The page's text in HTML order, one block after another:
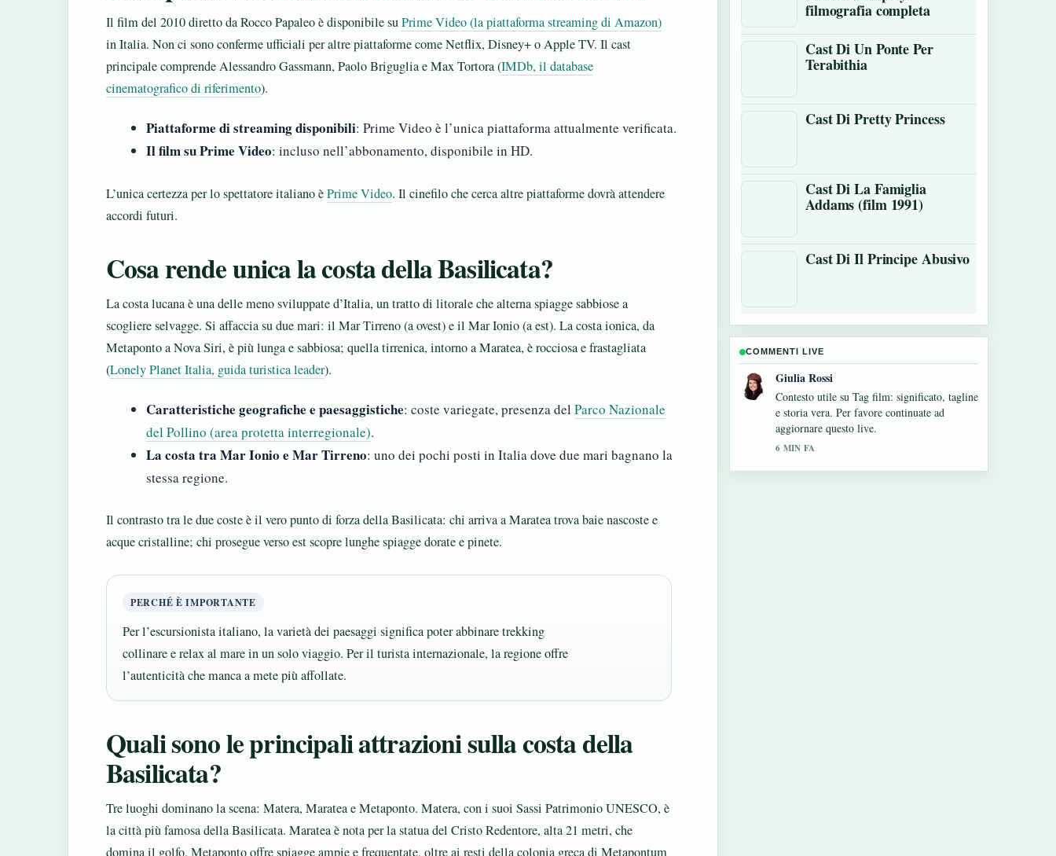
Il film del 2010 diretto da Rocco Papaleo è disponibile suPrime Video (la piattaforma streaming di Amazon)
in Italia. Non ci sono conferme ufficiali per altre piattaforme come Netflix, Disney+ o Apple TV. Il cast
principale comprende Alessandro Gassmann, Paolo Briguglia e Max Tortora (IMDb, il database
cinematografico di riferimento).
Piattaforme di streaming disponibili: Prime Video è l’unica piattaforma attualmente verificata.
Il film su Prime Video: incluso nell’abbonamento, disponibile in HD.
L’unica certezza per lo spettatore italiano èPrime Video. Il cinefilo che cerca altre piattaforme dovrà attendere
accordi futuri.
Cosa rende unica la costa della Basilicata?
La costa lucana è una delle meno sviluppate d’Italia, un tratto di litorale che alterna spiagge sabbiose a
scogliere selvagge. Si affaccia su due mari: il Mar Tirreno (a ovest) e il Mar Ionio (a est). La costa ionica, da
Metaponto a Nova Siri, è più lunga e sabbiosa; quella tirrenica, intorno a Maratea, è rocciosa e frastagliata
(Lonely Planet Italia, guida turistica leader).
Caratteristiche geografiche e paesaggistiche: coste variegate, presenza del Parco Nazionale
del Pollino (area protetta interregionale).
La costa tra Mar Ionio e Mar Tirreno: uno dei pochi posti in Italia dove due mari bagnano la
stessa regione.
Il contrasto tra le due coste è il vero punto di forza della Basilicata: chi arriva a Maratea trova baie nascoste e
acque cristalline; chi prosegue verso est scopre lunghe spiagge dorate e pinete.
PERCHÉ È IMPORTANTE
Per l’escursionista italiano, la varietà dei paesaggi significa poter abbinare trekking
collinare e relax al mare in un solo viaggio. Per il turista internazionale, la regione offre
l’autenticità che manca a mete più affollate.
Quali sono le principali attrazioni sulla costa della
Basilicata?
Tre luoghi dominano la scena: Matera, Maratea e Metaponto. Matera, con i suoi Sassi Patrimonio UNESCO, è
la città più famosa della Basilicata. Maratea è nota per la statua del Cristo Redentore, alta 21 metri, che
domina il golfo. Metaponto offre spiagge ampie e frequentate, oltre ai resti della colonia greca di Metapontum
filmografia completa
Cast Di Un Ponte Per
Terabithia
Cast Di Pretty Princess
Cast Di La Famiglia
Addams (film 1991)
Cast Di Il Principe Abusivo
COMMENTI LIVE
Marco Bianchi
La copertura di Lei è troppo per me: Trama,
Cast... sembra solida e molto facile da
seguire.
8 MIN FA